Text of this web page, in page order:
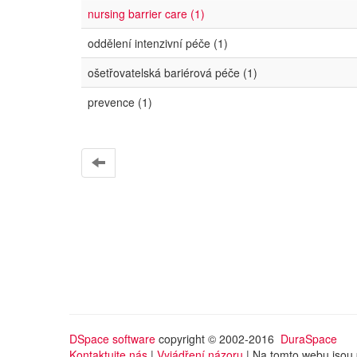
nursing barrier care (1)
oddělení intenzivní péče (1)
ošetřovatelská bariérová péče (1)
prevence (1)
DSpace software copyright © 2002-2016 DuraSpace